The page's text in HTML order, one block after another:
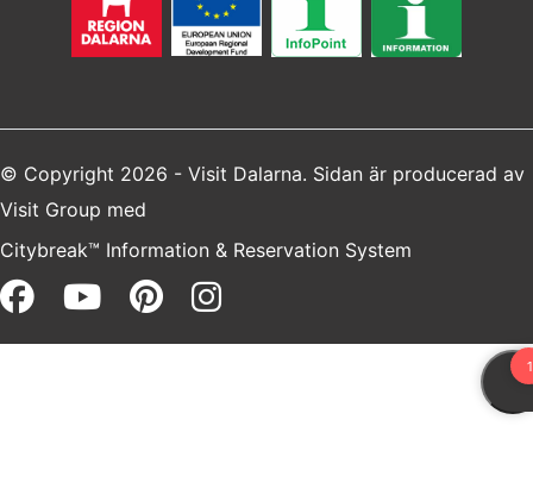
© Copyright 2026 - Visit Dalarna. Sidan är producerad av
Visit Group med
Citybreak™ Information & Reservation System
Facebook (opens in a new
Youtube (opens in a new
Pinterest (opens in a
Instagram (opens